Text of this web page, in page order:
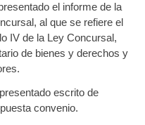
el informe de la
al que se refiere el
IV de la Ley Concursal,
de bienes y derechos y
escrito de
convenio.